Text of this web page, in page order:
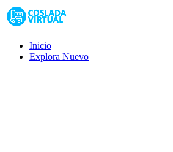
Inicio
Explora Nuevo